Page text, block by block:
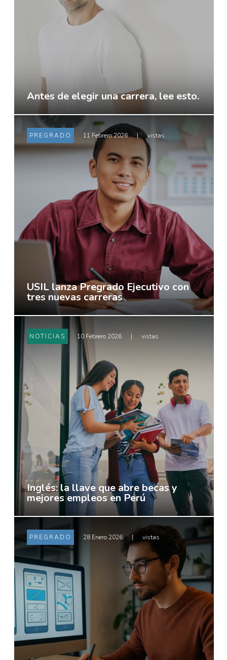
Antes de elegir una carrera, lee esto.
PREGRADO 11 Febrero 2026 | vistas
USIL lanza Pregrado Ejecutivo con
tres nuevas carreras
NOTICIAS 10 Febrero 2026 | vistas
Inglés: la llave que abre becas y
mejores empleos en Perú
PREGRADO 28 Enero 2026 | vistas